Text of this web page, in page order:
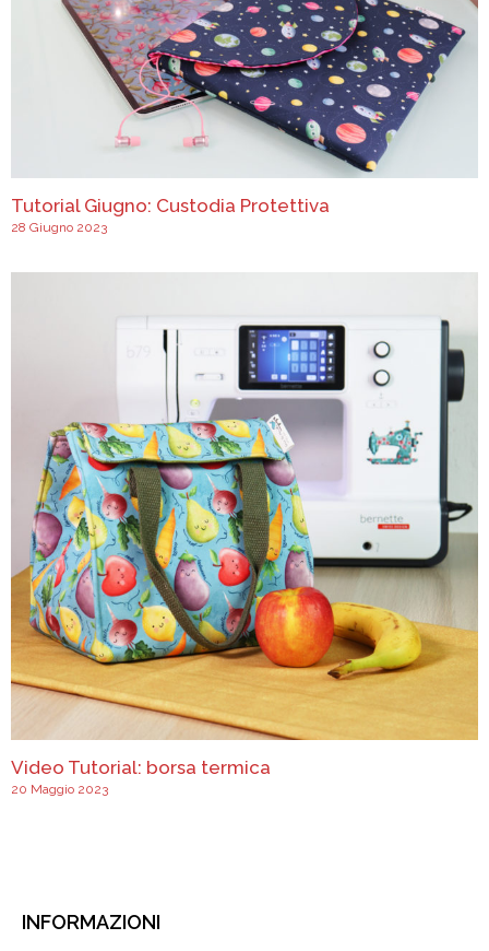
Tutorial Giugno: Custodia Protettiva
28 Giugno 2023
Video Tutorial: borsa termica
20 Maggio 2023
INFORMAZIONI